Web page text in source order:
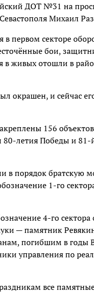
ДОТ №31 на
Михаил
первом секторе
бои,
живых отошли в
окрашен, и сейчас
156
80-летия Победы и
в порядок братскую
1-го
4-го
— памятник
погибшим в годы
управления по
все